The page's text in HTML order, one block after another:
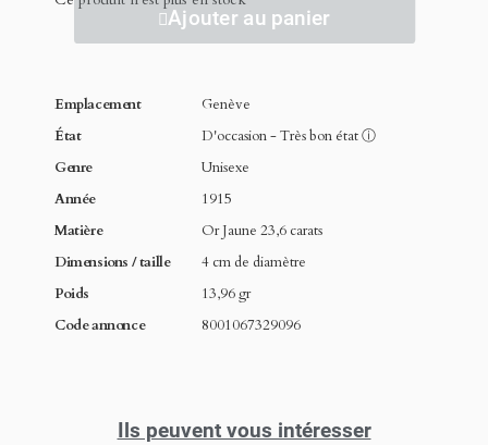
Ajouter au panier
Emplacement
Genève
État
D'occasion - Très bon étatⓘ
Genre
Unisexe
Année
1915
Matière
Or Jaune 23,6 carats
Dimensions / taille
4 cm de diamètre
Poids
13,96 gr
Code annonce
8001067329096
Ils peuvent vous intéresser